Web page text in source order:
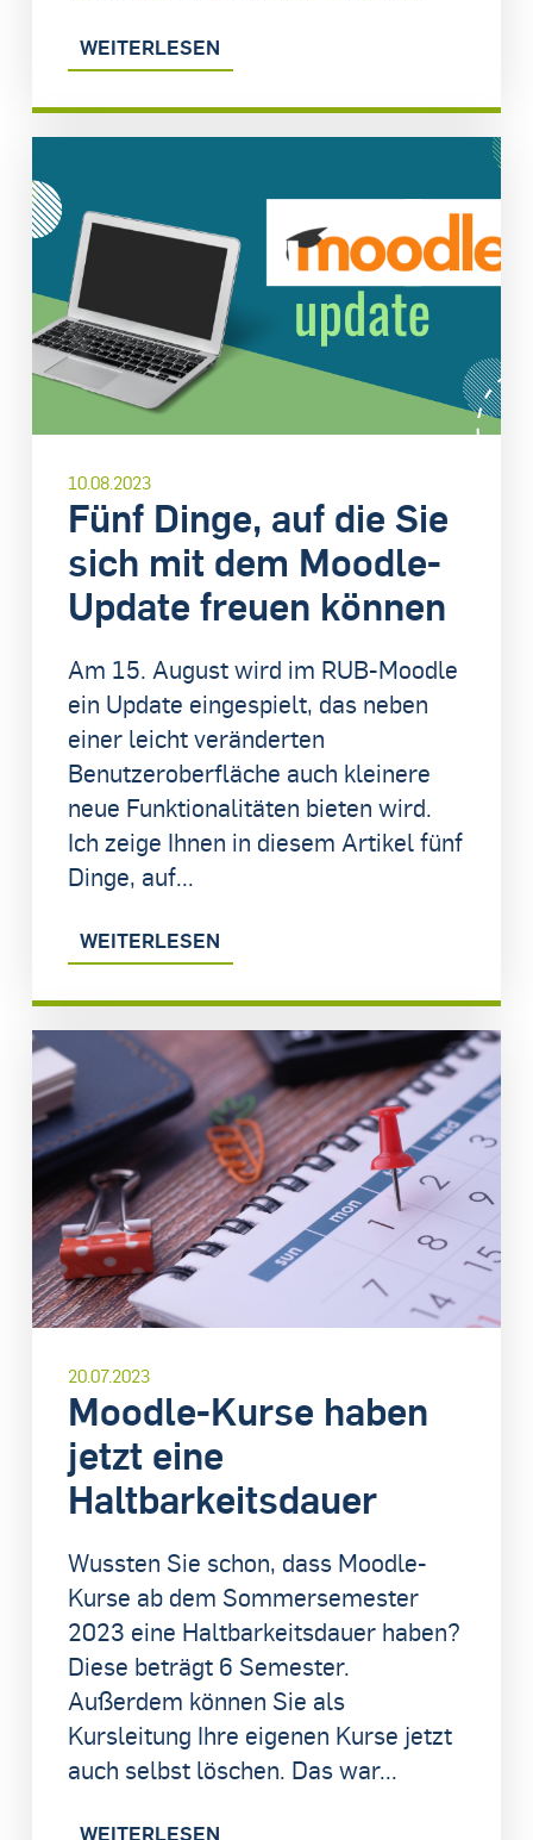
WEITERLESEN
10.08.2023
Fünf Dinge, auf die Sie
sich mit dem Moodle-
Update freuen können
Am 15. August wird im RUB-Moodle
ein Update eingespielt, das neben
einer leicht veränderten
Benutzeroberfläche auch kleinere
neue Funktionalitäten bieten wird.
Ich zeige Ihnen in diesem Artikel fünf
Dinge, auf...
WEITERLESEN
20.07.2023
Moodle-Kurse haben
jetzt eine
Haltbarkeitsdauer
Wussten Sie schon, dass Moodle-
Kurse ab dem Sommersemester
2023 eine Haltbarkeitsdauer haben?
Diese beträgt 6 Semester.
Außerdem können Sie als
Kursleitung Ihre eigenen Kurse jetzt
auch selbst löschen. Das war...
WEITERLESEN